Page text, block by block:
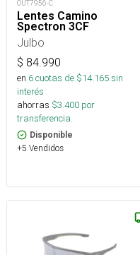
OUT7956-C
Lentes Camino
Spectron 3CF
Julbo
$ 84.990
en 6cuotas de $14.165sin
interés
ahorras $3.400 por
transferencia.
Disponible
+5 Vendidos